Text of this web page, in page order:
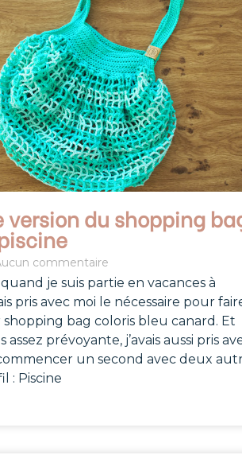
version du shopping
commentaire
je suis partie en vacances à
pris avec moi le nécessaire pour
bag coloris bleu canard. Et
assez prévoyante, j’avais aussi pris
un second avec deux
: Piscine